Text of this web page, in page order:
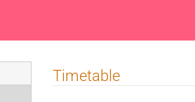
Timetable